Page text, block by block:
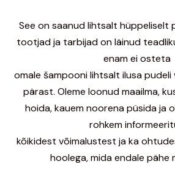
See on saanud lihtsalt hüppeliselt
tootjad ja tarbijad on läinud
enam ei osteta
omale šampooni lihtsalt ilusa pudeli
pärast. Oleme loonud maailma,
hoida, kauem noorena püsida ja
rohkem
kõikidest võimalustest ja ka
hoolega, mida endale pähe